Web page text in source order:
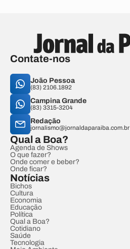
Contate-nos
João Pessoa
(83) 2106.1892
Campina Grande
(83) 3315-3204
Redação
jornalismo@jornaldaparaiba.com.br
Qual a Boa?
Agenda de Shows
O que fazer?
Onde comer e beber?
Onde ficar?
Notícias
Bichos
Cultura
Economia
Educação
Política
Qual a Boa?
Cotidiano
Saúde
Tecnologia